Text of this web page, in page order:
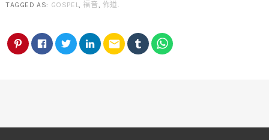
TAGGED AS: GOSPEL,福音, 佈道.
email